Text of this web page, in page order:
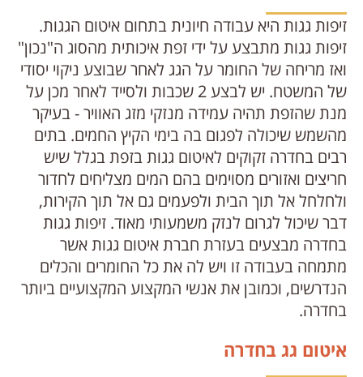
זיפות גגות היא עבודה חיונית בתחום איטום הגגות.
זיפות גגות מתבצע על ידי זפת איכותית מהסוג ה"נכון"
ואז מריחה של החומר על הגג לאחר שבוצע ניקוי יסודי
של המשטח. יש לבצע 2 שכבות ולסייד לאחר מכן על
מנת שהזפת תהיה עמידה מנזקי מזג האוויר - בעיקר
מהשמש שיכולה לפגום בה בימי הקיץ החמים. בתים
רבים בחדרה זקוקים לאיטום גגות בזפת בגלל שיש
חריצים ואזורים מסוימים בהם המים מצליחים לחדור
ולחלחל אל תוך הבית ולפעמים גם אל תוך הקירות,
דבר שיכול לגרום לנזק משמעותי מאוד. זיפות גגות
בחדרה מבצעים בעזרת חברת איטום גגות אשר
מתמחה בעבודה זו ויש לה את כל החומרים והכלים
הנדרשים, וכמובן את אנשי המקצוע המקצועיים ביותר
בחדרה.
איטום גג בחדרה